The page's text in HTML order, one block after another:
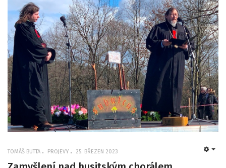
TOMÁŠ BUTTA PROJEVY 25. BŘEZEN 2023